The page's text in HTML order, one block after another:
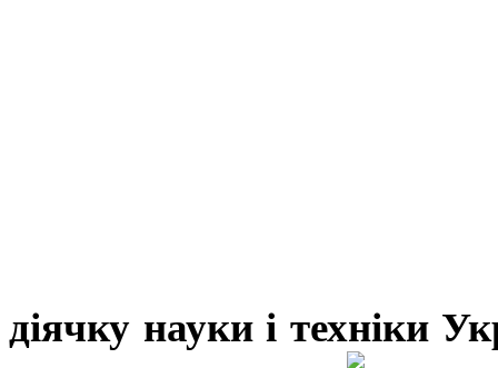
діячку науки і техніки